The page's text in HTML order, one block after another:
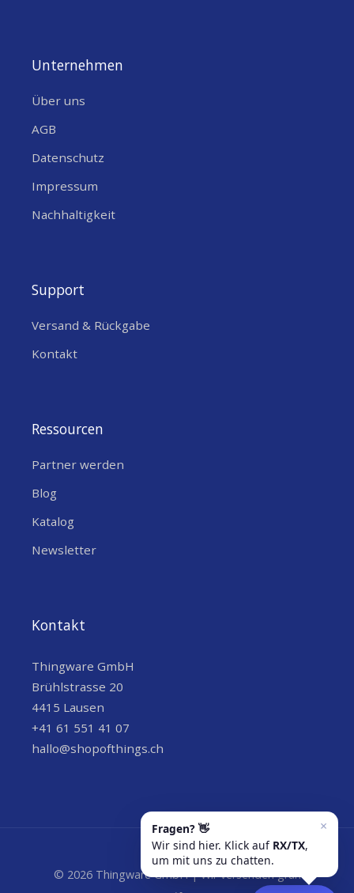
Unternehmen
Über uns
AGB
Datenschutz
Impressum
Nachhaltigkeit
Support
Versand & Rückgabe
Kontakt
Ressourcen
Partner werden
Blog
Katalog
Newsletter
Kontakt
Thingware GmbH
Brühlstrasse 20
4415 Lausen
+41 61 551 41 07
hallo@shopofthings.ch
© 2026 Thingware GmbH | Wir versenden grün